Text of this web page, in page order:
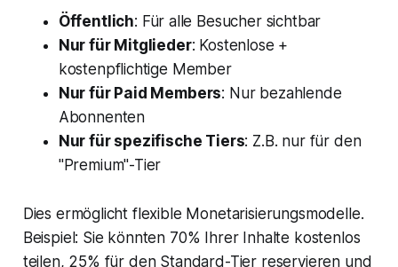
Öffentlich: Für alle Besucher sichtbar
Nur für Mitglieder: Kostenlose +
kostenpflichtige Member
Nur für Paid Members: Nur bezahlende
Abonnenten
Nur für spezifische Tiers: Z.B. nur für den
"Premium"-Tier
Dies ermöglicht flexible Monetarisierungsmodelle.
Beispiel: Sie könnten 70% Ihrer Inhalte kostenlos
teilen, 25% für den Standard-Tier reservieren und